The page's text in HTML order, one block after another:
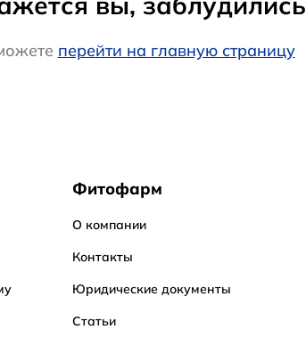
перейти на главную страницу
Фитофарм
О компании
Контакты
Юридические документы
Статьи